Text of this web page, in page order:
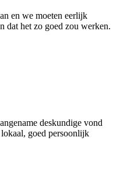
en we moeten eerlijk
dat het zo goed zou werken.
deskundige vond
goed persoonlijk